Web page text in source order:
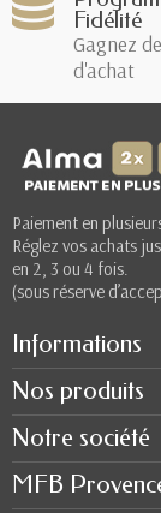
Fidélité
Gagnez
d'achat
Paiement en
Réglez vos achats
en 2, 3 ou 4 fois.
(sous réserve
Informations
Nos produits
Notre société
MFB